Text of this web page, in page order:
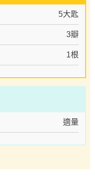
5大匙
3瓣
1根
適量